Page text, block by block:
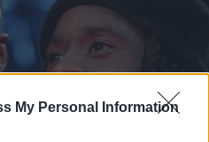
My Personal Information